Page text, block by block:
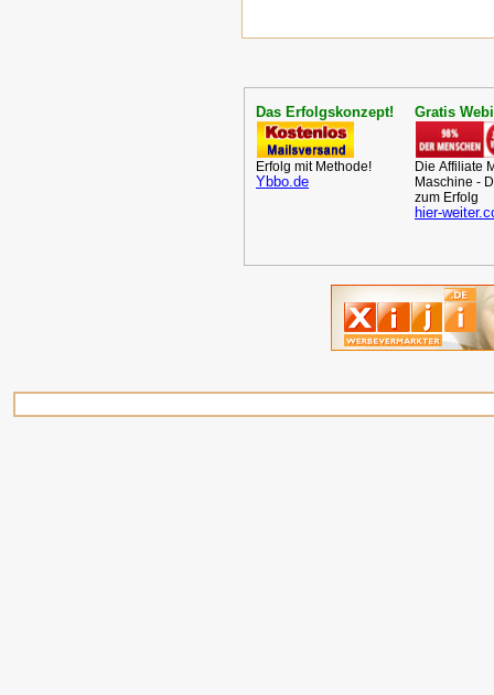
Das Erfolgskonzept!
Erfolg mit Methode!
Ybbo.de
Gratis
Die Affiliate
Maschine -
zum Erfolg
hier-